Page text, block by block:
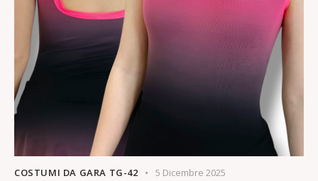
COSTUMI DA GARA TG-42 5 Dicembre 2025